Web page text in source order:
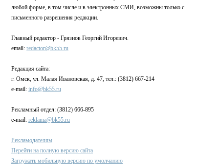
любой форме, в том числе и в электронных СМИ, возможны только с
письменного разрешения редакции.
Главный редактор - Грязнов Георгий Игоревич.
email: redactor@bk55.ru
Редакция сайта:
г. Омск, ул. Малая Ивановская, д. 47, тел.: (3812) 667-214
e-mail: info@bk55.ru
Рекламный отдел: (3812) 666-895
e-mail: reklama@bk55.ru
Рекламодателям
Перейти на полную версию сайта
Загружать мобильную версию по умолчанию